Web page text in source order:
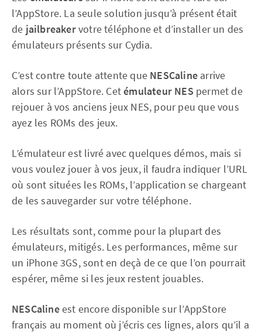
l’AppStore. La seule solution jusqu’à présent était
de jailbreakervotre téléphone et d’installer un des
émulateurs présents sur Cydia.
C’est contre toute attente que NESCaline arrive
alors sur l’AppStore. Cetémulateur NES permet de
rejouer à vos anciens jeux NES, pour peu que vous
ayez les ROMs des jeux.
L’émulateur est livré avec quelques démos, mais si
vous voulez jouer à vos jeux, il faudra indiquer l’URL
où sont situées les ROMs, l’application se chargeant
de les sauvegarder sur votre téléphone.
Les résultats sont, comme pour la plupart des
émulateurs, mitigés. Les performances, même sur
un iPhone 3GS, sont en deçà de ce que l’on pourrait
espérer, même si les jeux restent jouables.
NESCalineest encore disponible sur l’AppStore
français au moment où j’écris ces lignes, alors qu’il a